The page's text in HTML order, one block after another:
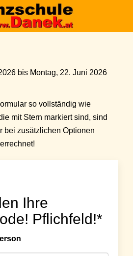
bis Montag, 22. Juni 2026
so vollständig wie
mit Stern markiert sind, sind
bei zusätzlichen Optionen
Ihre
Pflichfeld!*